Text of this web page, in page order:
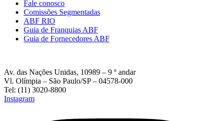
Fale conosco
Comissões Segmentadas
ABF RIO
Guia de Franquias ABF
Guia de Fornecedores ABF
Av. das Nações Unidas, 10989 – 9 º andar
Vl. Olímpia – São Paulo/SP – 04578-000
Tel: (11) 3020-8800
Instagram